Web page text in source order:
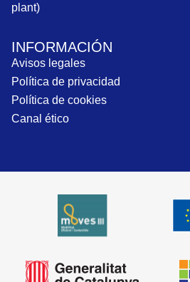
plant)
INFORMACIÓN
Avisos legales
Política de privacidad
Política de cookies
Canal ético